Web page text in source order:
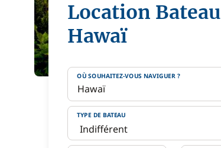
Location Bateau
Hawaï
OÙ SOUHAITEZ-VOUS NAVIGUER ?
TYPE DE BATEAU